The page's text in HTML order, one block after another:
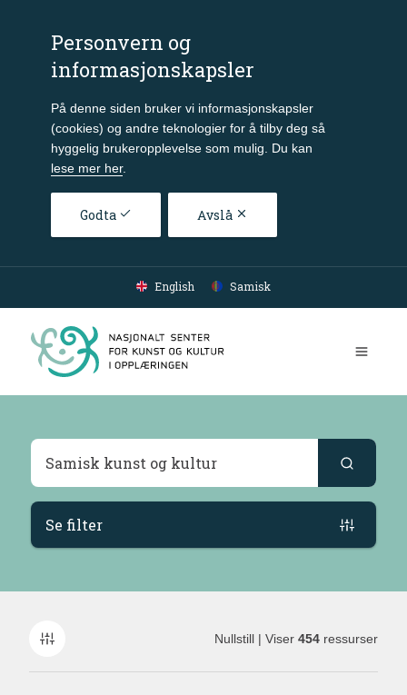
Personvern og
informasjonskapsler
På denne siden bruker vi informasjonskapsler
(cookies) og andre teknologier for å tilby deg så
hyggelig brukeropplevelse som mulig. Du kan
lese mer her.
Godta Avslå
Gå til hovedinnhold
English Samisk
Søkeresultater
Se filter
Nullstill | Viser 454 ressurser